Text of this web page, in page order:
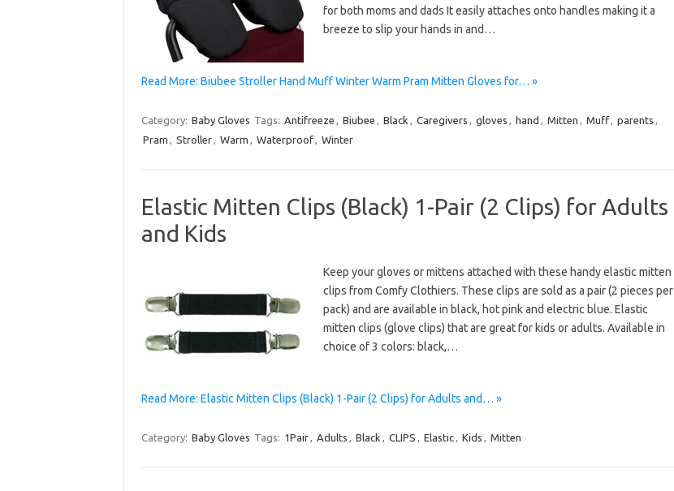
for both moms and dads It easily attaches onto handles making it a
breeze to slip your hands in and…
Read More: Biubee Stroller Hand Muff Winter Warm Pram Mitten Gloves for… »
Category: Baby Gloves Tags: Antifreeze , Biubee , Black , Caregivers , gloves , hand , Mitten , Muff, parents ,
Pram , Stroller, Warm , Waterproof, Winter
Elastic Mitten Clips (Black) 1-Pair (2 Clips) for Adults
and Kids
Keep your gloves or mittens attached with these handy elastic mitten
clips from Comfy Clothiers. These clips are sold as a pair (2 pieces per
pack) and are available in black, hot pink and electric blue. Elastic
mitten clips (glove clips) that are great for kids or adults. Available in
choice of 3 colors: black,…
Read More: Elastic Mitten Clips (Black) 1-Pair (2 Clips) for Adults and… »
Category: Baby Gloves Tags: 1Pair, Adults , Black , CLIPS , Elastic, Kids , Mitten